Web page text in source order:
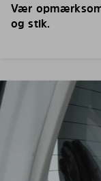
Vær
og stik.